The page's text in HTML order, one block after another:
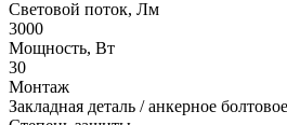
Световой поток, Лм
3000
Мощность, Вт
30
Монтаж
Закладная деталь / анкерное